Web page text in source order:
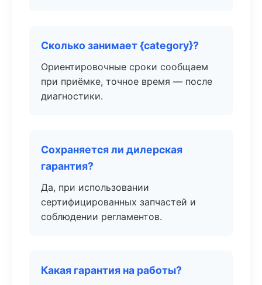
Сколько занимает {category}?
Ориентировочные сроки сообщаем
при приёмке, точное время — после
диагностики.
Сохраняется ли дилерская
гарантия?
Да, при использовании
сертифицированных запчастей и
соблюдении регламентов.
Какая гарантия на работы?